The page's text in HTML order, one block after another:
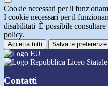
Cookie necessari per il
I cookie necessari per il
disabilitati. È possibile
policy.
Accetta tutti Salva le preferenze
Liceo
Contatti